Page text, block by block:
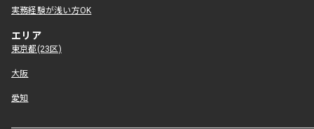
実務経験が浅い方OK
エリア
東京都(23区)
大阪
愛知